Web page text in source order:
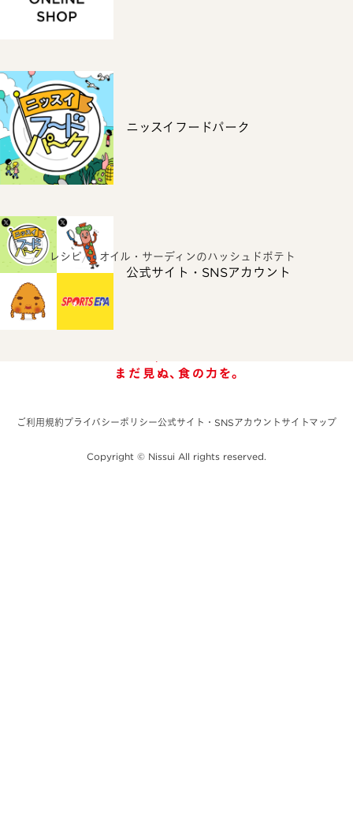
ニッスイフードパーク
公式サイト・SNSアカウント
ホーム レシピ オイル・サーディンのハッシュドポテト
ご利用規約プライバシーポリシー公式サイト・SNSアカウント サイトマップ
Copyright © Nissui All rights reserved.